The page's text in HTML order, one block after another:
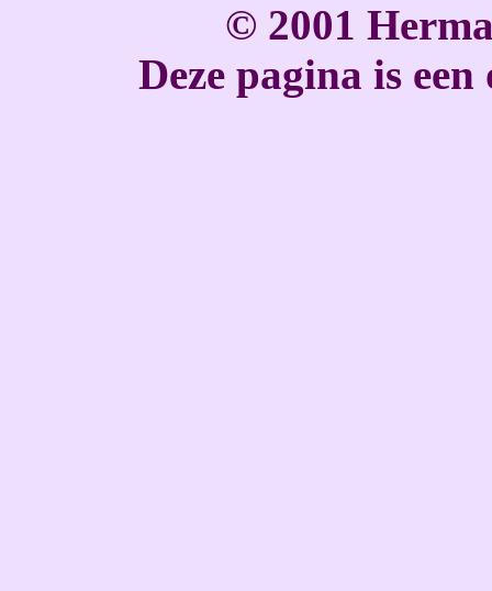
© 2001
Deze pagina is